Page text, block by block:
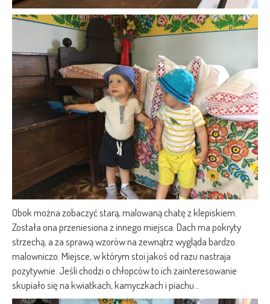
Obok można zobaczyć starą, malowaną chatę z klepiskiem.
Została ona przeniesiona z innego miejsca. Dach ma pokryty
strzechą, a za sprawą wzorów na zewnątrz wygląda bardzo
malowniczo. Miejsce, w którym stoi jakoś od razu nastraja
pozytywnie. Jeśli chodzi o chłopców to ich zainteresowanie
skupiało się na kwiatkach, kamyczkach i piachu…